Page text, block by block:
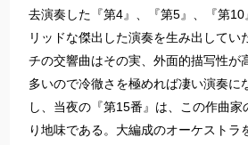
去演奏した『第4』、『第5』、『第
リッドな傑出した演奏を生み出してい
チの交響曲はその実、外面的描写性が
多いので冷徹さを極めれば凄い演奏に
し、当夜の『第15番』は、この作曲家
り地味である。大編成のオーケストラ